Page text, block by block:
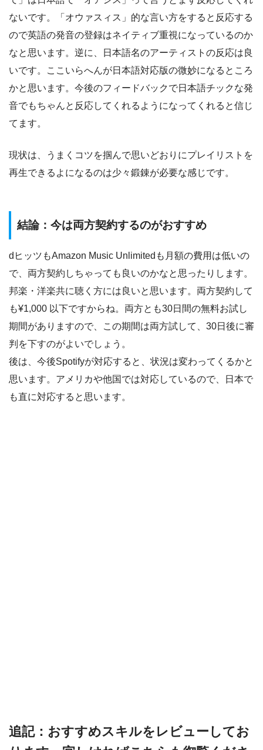
ないです。「オウァスィス」的な言い方をすると反応する
ので英語の発音の登録はネイティブ重視になっているのか
なと思います。逆に、日本語名のアーティストの反応は良
いです。ここいらへんが日本語対応版の微妙になるところ
かと思います。今後のフィードバックで日本語チックな発
音でもちゃんと反応してくれるようになってくれると信じ
てます。
現状は、うまくコツを掴んで思いどおりにプレイリストを
再生できるよになるのは少々鍛錬が必要な感じです。
結論：今は両方契約するのがおすすめ
dヒッツもAmazon Music Unlimitedも月額の費用は低いの
で、両方契約しちゃっても良いのかなと思ったりします。
邦楽・洋楽共に聴く方には良いと思います。両方契約して
も¥1,000 以下ですからね。両方とも30日間の無料お試し
期間がありますので、この期間は両方試して、30日後に審
判を下すのがよいでしょう。
後は、今後Spotifyが対応すると、状況は変わってくるかと
思います。アメリカや他国では対応しているので、日本で
も直に対応すると思います。
追記：おすすめスキルをレビューしてお